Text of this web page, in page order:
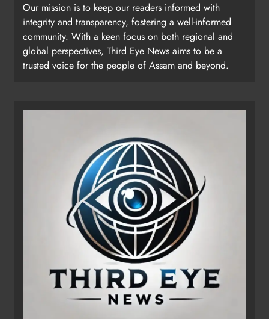
Our mission is to keep our readers informed with
integrity and transparency, fostering a well-informed
community. With a keen focus on both regional and
global perspectives, Third Eye News aims to be a
trusted voice for the people of Assam and beyond.